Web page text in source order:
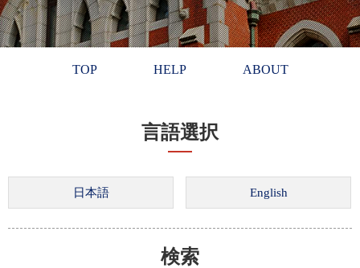
TOP HELP ABOUT
言語選択
検索